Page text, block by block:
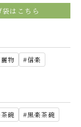
はこちら
物
信楽
碗
黒楽茶碗